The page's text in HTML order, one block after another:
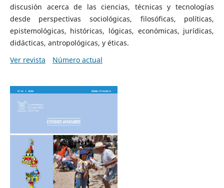
discusión acerca de las ciencias, técnicas y tecnologías
desde perspectivas sociológicas, filosóficas, políticas,
epistemológicas, históricas, lógicas, económicas, jurídicas,
didácticas, antropológicas, y éticas.
Ver revista
Número actual